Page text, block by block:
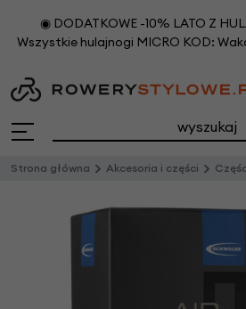
◉ DODATKOWE -10% LATO Z
Wszystkie hulajnogi MICRO KOD:
Strona główna Akcesoria i części